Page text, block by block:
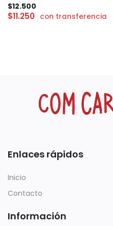
$12.500
$11.250 con transferencia
Enlaces rápidos
Inicio
Contacto
Información